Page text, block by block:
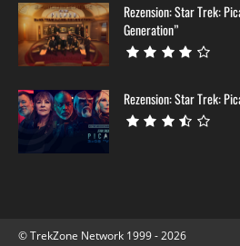
Rezension: Star Trek:
Generation”
Rezension: Star Trek:
© TrekZone Network 1999 - 2026